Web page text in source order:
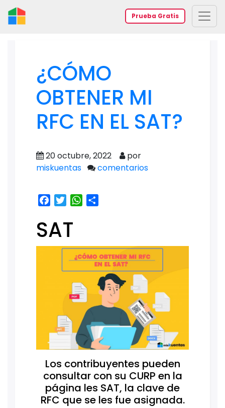
Prueba Gratis
¿CÓMO
OBTENER MI
RFC EN EL SAT?
20 octubre, 2022
por
miskuentas
comentarios
Facebook
TwitterWhatsApp
SAT
Los contribuyentes pueden
consultar con su CURP en la
página les SAT, la clave de
RFC que se les fue asignada.